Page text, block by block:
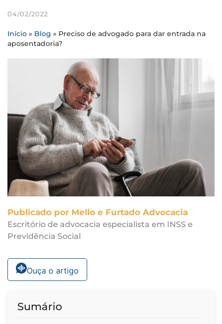
04/02/2022
Início » Blog » Preciso de advogado para dar entrada na
aposentadoria?
Publicado por Mello e Furtado Advocacia
Escritório de advocacia especialista em INSS e
Previdência Social
Ouça o artigo
Sumário